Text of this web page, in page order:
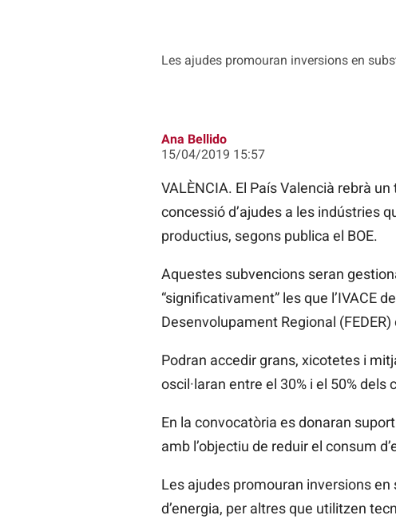
Les ajudes promouran inversions en
Ana Bellido
15/04/2019 15:57
VALÈNCIA. El País Valencià rebrà un
concessió d’ajudes a les indústries
productius, segons publica el BOE.
Aquestes subvencions seran
“significativament” les que l’IVACE
Desenvolupament Regional
Podran accedir grans, xicotetes i
oscil·laran entre el 30% i el 50%
En la convocatòria es donaran
amb l’objectiu de reduir el consum
Les ajudes promouran inversions
d’energia, per altres que utilitzen